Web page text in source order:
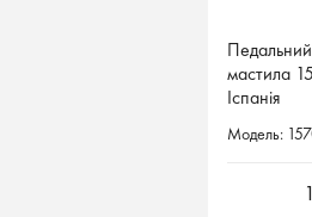
мастила
Іспанія
Модель: